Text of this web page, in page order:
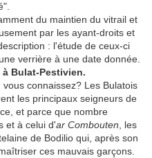
du maintien du vitrail et
par les ayant-droits et
: l'étude de ceux-ci
verrière à une date donnée.
Bulat-Pestivien.
connaissez? Les Bulatois
les principaux seigneurs de
et parce que nombre
et à celui d'ar Combouten , les
de Bodilio qui, après son
ces mauvais garçons.